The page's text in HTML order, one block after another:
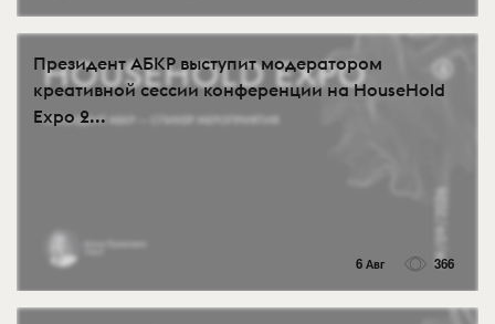
Президент АБКР выступит модератором
креативной сессии конференции на HouseHold
Expo 2...
6 Авг 366